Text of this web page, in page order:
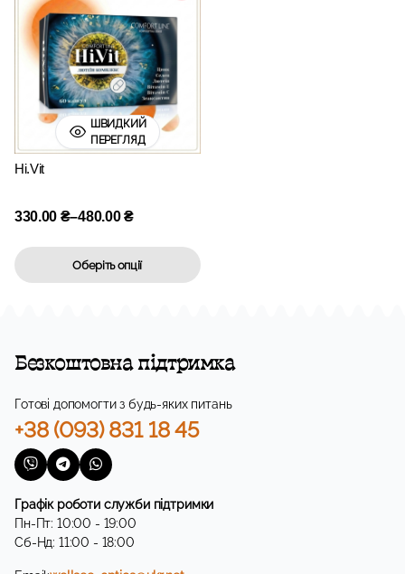
ШВИДКИЙ
ПЕРЕГЛЯД
Hi.Vit
330.00 ₴–480.00₴
Оберіть опції
Безкоштовна підтримка
Готові допомогти з будь-яких питань
+38 (093) 831 18 45
Графік роботи служби підтримки
Пн-Пт: 10:00 - 19:00
Сб-Нд: 11:00 - 18:00